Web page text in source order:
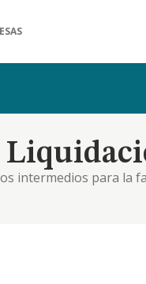
intermedios para la
intermediación en